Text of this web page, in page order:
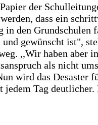
der
dass ein
in den Grundschulen
gewünscht ist",
,,Wir haben aber
als nicht
wird das Desaster
Tag deutlicher.